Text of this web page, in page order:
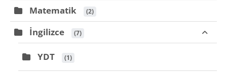
Matematik (2)
İngilizce (7)
YDT (1)